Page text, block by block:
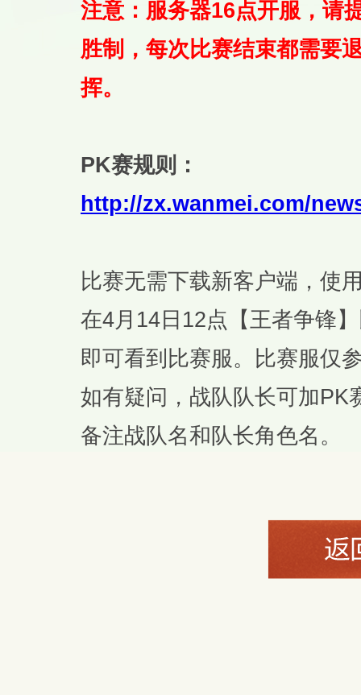
注意：服务器16点开服，请
胜制，每次比赛结束都需要
挥。
PK赛规则：
http://zx.wanmei.com/
比赛无需下载新客户端，使
在4月14日12点【王者争锋
即可看到比赛服。比赛服仅
如有疑问，战队队长可加PK
备注战队名和队长角色名。